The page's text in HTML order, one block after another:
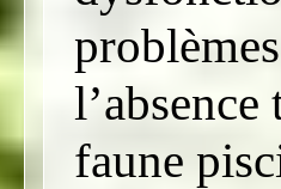
faune